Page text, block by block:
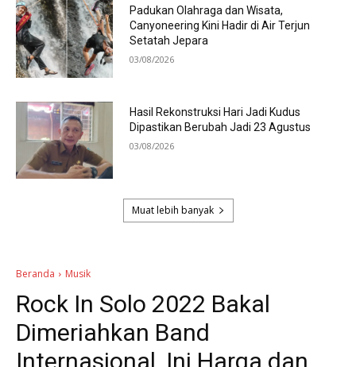
Padukan Olahraga dan Wisata,
Canyoneering Kini Hadir di Air Terjun
Setatah Jepara
03/08/2026
Hasil Rekonstruksi Hari Jadi Kudus
Dipastikan Berubah Jadi 23 Agustus
03/08/2026
Muat lebih banyak